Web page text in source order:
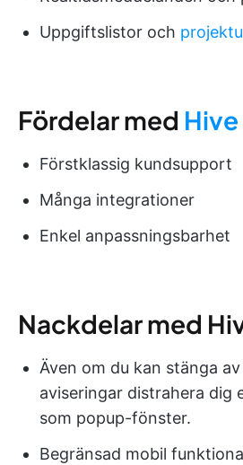
Uppgiftslistor och
Fördelar med Hive
Förstklassig kundsupport
Många integrationer
Enkel anpassningsbarhet
Nackdelar med
Även om du kan stänga
aviseringar distrahera dig
som popup-fönster.
Begränsad mobil